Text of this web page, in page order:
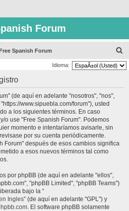
Forum
Spanish Forum
u
Idioma:
(de aquí en adelante "nosotros", "nos",
www.sipuebla.com/forum"), usted
a los siguientes términos. En caso
o use "Free Spanish Forum". Podemos
momento e intentaríamos avisarle, sin
por su cuenta periódicamente.
Forum" después de esos cambios significa
a esos nuevos términos tal como
por phpBB (de aquí en adelante "ellos",
"phpBB Limited", "phpBB Teams")
bajo la “
Ingles” (de aquí en adelante "GPL") y
. El software phpBB solamente